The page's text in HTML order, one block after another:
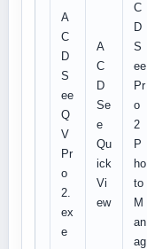
A
C
D
S
ee
Q
V
Pr
o
2.
ex
e
A
C
D
Se
e
Qu
ick
Vi
ew
C
D
S
ee
Pr
o
2
P
ho
to
M
an
ag